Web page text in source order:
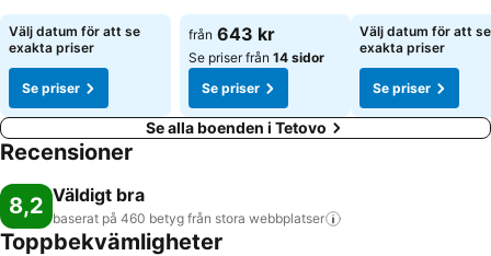
Se priser
Välj datum för att se
exakta priser
Se priser
Se priser
från 643 kr
Se priser från 14 sidor
Se priser
Se priser
Välj datum för att se
exakta priser
Se priser
Se alla boenden i Tetovo
Recensioner
8,2 Väldigt bra
baserat på 460 betyg från stora webbplatser
Toppbekvämligheter